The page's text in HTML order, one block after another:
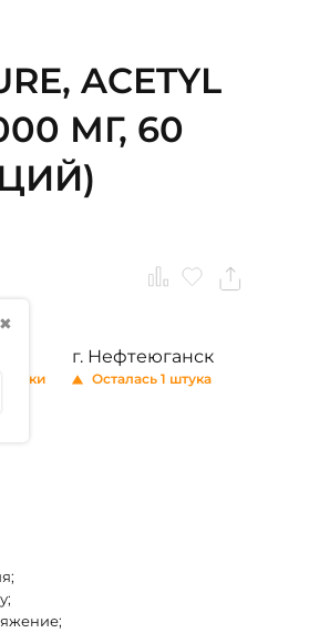
ACETYL
МГ, 60
✖
штуки
г. Нефтеюганск
Осталась 1 штука